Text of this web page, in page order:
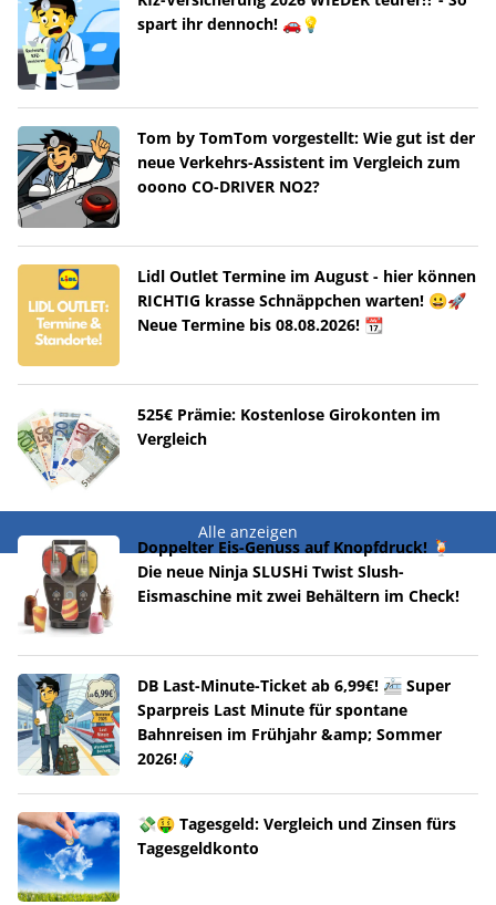
spart ihr dennoch! 🚗💡
Tom by TomTom vorgestellt: Wie gut ist der
neue Verkehrs-Assistent im Vergleich zum
ooono CO-DRIVER NO2?
Lidl Outlet Termine im August - hier können
RICHTIG krasse Schnäppchen warten! 😀🚀
Neue Termine bis 08.08.2026! 📆
525€ Prämie: Kostenlose Girokonten im
Vergleich
Alle anzeigen
Doppelter Eis-Genuss auf Knopfdruck! 🍹
Die neue Ninja SLUSHi Twist Slush-
Eismaschine mit zwei Behältern im Check!
DB Last-Minute-Ticket ab 6,99€! 🚈 Super
Sparpreis Last Minute für spontane
Bahnreisen im Frühjahr &amp; Sommer
2026!🧳
💸🤑 Tagesgeld: Vergleich und Zinsen fürs
Tagesgeldkonto